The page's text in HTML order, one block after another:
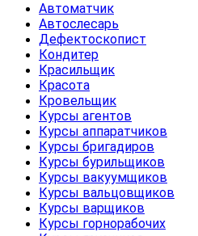
Автоматчик
Автослесарь
Дефектоскопист
Кондитер
Красильщик
Красота
Кровельщик
Курсы агентов
Курсы аппаратчиков
Курсы бригадиров
Курсы бурильщиков
Курсы вакуумщиков
Курсы вальцовщиков
Курсы варщиков
Курсы горнорабочих